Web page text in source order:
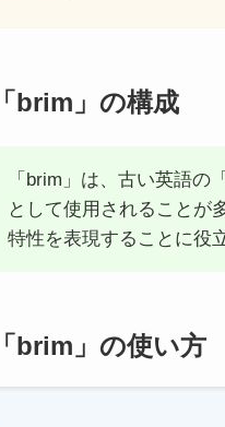
brim」の構成
「brim」は、古い英語
として使用されることが
特性を表現することに役
brim」の使い方